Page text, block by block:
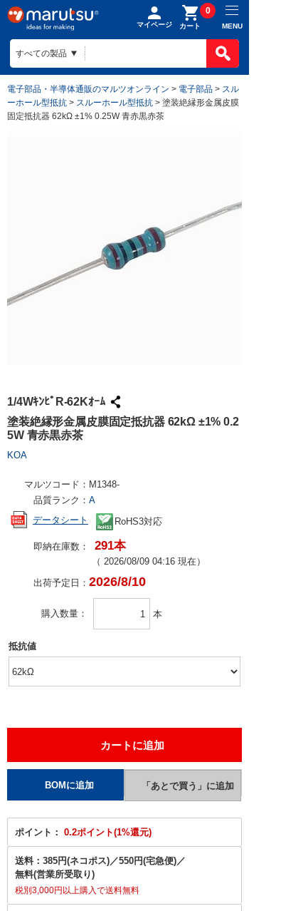
マイページ カート
0
MENU
電子部品・半導体通販のマルツオンライン > 電子部品 > スル
ーホール型抵抗 > スルーホール型抵抗 > 塗装絶縁形金属皮膜
固定抵抗器 62kΩ ±1% 0.25W 青赤黒赤茶
1/4WｷﾝﾋﾟR-62Kｵｰﾑ
塗装絶縁形金属皮膜固定抵抗器 62kΩ ±1% 0.2
5W 青赤黒赤茶
KOA
マルツコード： M1348-
品質ランク： A
データシート
RoHS3対応
即納在庫数： 291本
（ 2026/08/09 04:16 現在）
出荷予定日： 2026/8/10
購入数量 本
抵抗値
ポイント： 0.2ポイント(1%還元)
送料： 385円(ネコポス)／550円(宅急便)／
無料(営業所受取り)
税別3,000円以上購入で送料無料